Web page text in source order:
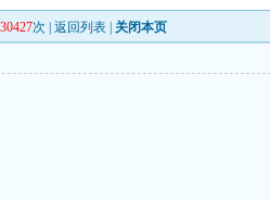
次 |返回列表 关闭本页